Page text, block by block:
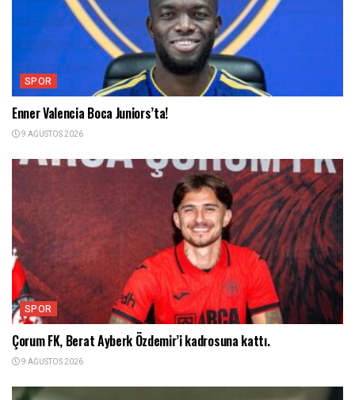
SPOR
Enner Valencia Boca Juniors’ta!
9 AĞUSTOS 2026
SPOR
Çorum FK, Berat Ayberk Özdemir’i kadrosuna kattı.
9 AĞUSTOS 2026